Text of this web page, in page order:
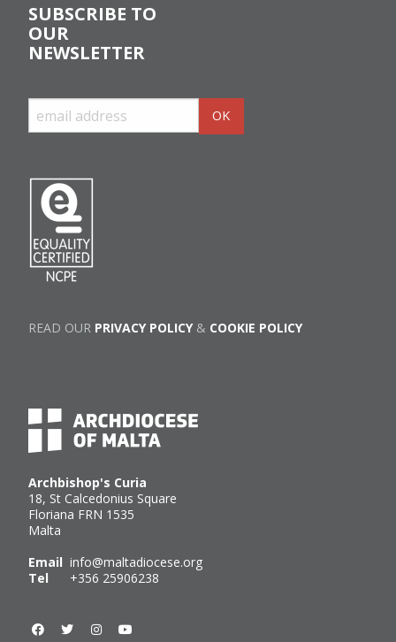
Archbishop's Curia
18, St Calcedonius Square
Floriana FRN 1535
Malta
Email info@maltadiocese.org
Tel +356 25906238
SUBSCRIBE TO
OUR
NEWSLETTER
READ OUR PRIVACY POLICY& COOKIE POLICY